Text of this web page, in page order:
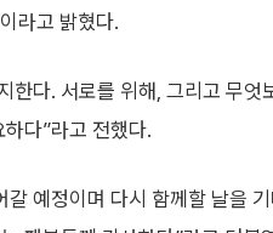
라고 밝혔다.
한다. 서로를 위해, 그리고 무엇
다”라고 전했다.
예정이며 다시 함께할 날을